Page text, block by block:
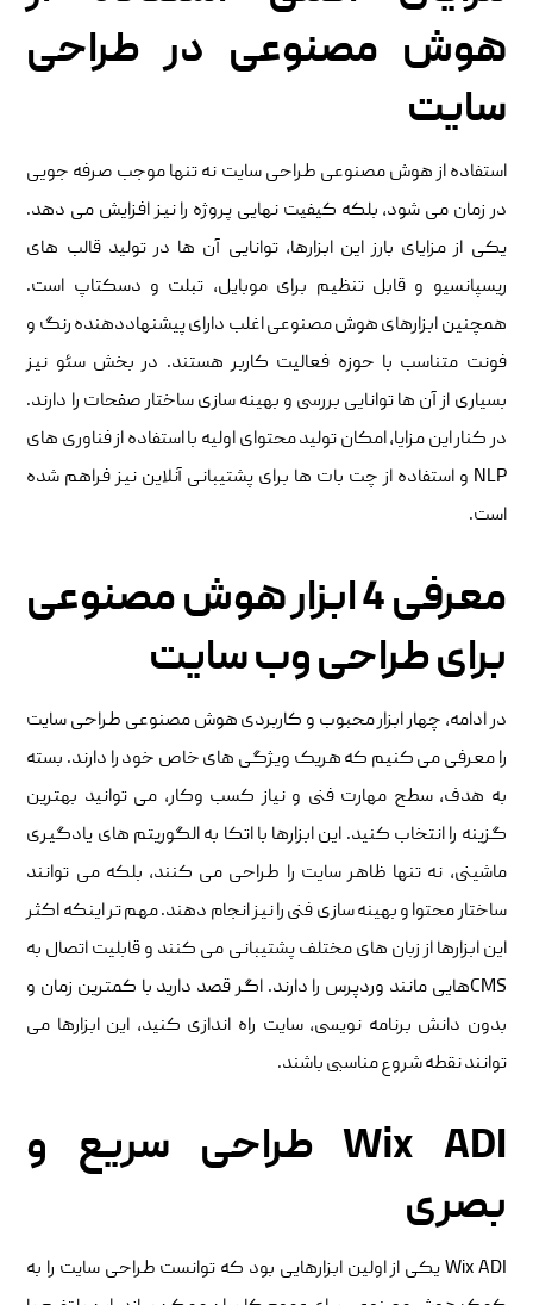
هوش مصنوعی در طراحی
سایت
استفاده از هوش مصنوعی طراحی سایت نه تنها موجب صرفه جویی
در زمان می شود، بلکه کیفیت نهایی پروژه را نیز افزایش می دهد.
یکی از مزایای بارز این ابزارها، توانایی آن ها در تولید قالب های
ریسپانسیو و قابل تنظیم برای موبایل، تبلت و دسکتاپ است.
همچنین ابزارهای هوش مصنوعی اغلب دارای پیشنهاددهنده رنگ و
فونت متناسب با حوزه فعالیت کاربر هستند. در بخش سئو نیز
بسیاری از آن ها توانایی بررسی و بهینه سازی ساختار صفحات را دارند.
در کنار این مزایا، امکان تولید محتوای اولیه با استفاده از فناوری های
NLP و استفاده از چت بات ها برای پشتیبانی آنلاین نیز فراهم شده
است.
معرفی 4 ابزار هوش مصنوعی
برای طراحی وب سایت
در ادامه، چهار ابزار محبوب و کاربردی هوش مصنوعی طراحی سایت
را معرفی می کنیم که هریک ویژگی های خاص خود را دارند. بسته
به هدف، سطح مهارت فنی و نیاز کسب وکار، می توانید بهترین
گزینه را انتخاب کنید. این ابزارها با اتکا به الگوریتم های یادگیری
ماشینی، نه تنها ظاهر سایت را طراحی می کنند، بلکه می توانند
ساختار محتوا و بهینه سازی فنی را نیز انجام دهند. مهم تر اینکه اکثر
این ابزارها از زبان های مختلف پشتیبانی می کنند و قابلیت اتصال به
CMSهایی مانند وردپرس را دارند. اگر قصد دارید با کمترین زمان و
بدون دانش برنامه نویسی، سایت راه اندازی کنید، این ابزارها می
توانند نقطه شروع مناسبی باشند.
Wix ADI طراحی سریع و
بصری
Wix ADI یکی از اولین ابزارهایی بود که توانست طراحی سایت را به